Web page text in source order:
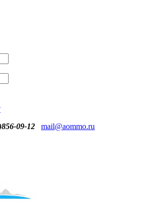
09-12
mail@aommo.ru